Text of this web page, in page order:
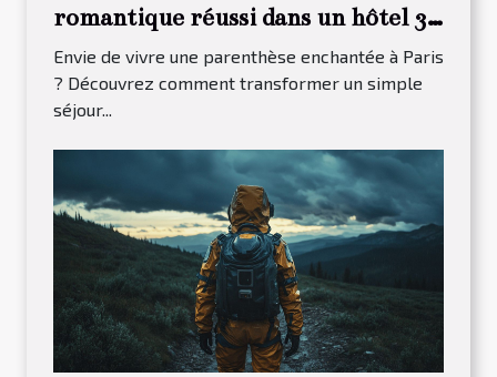
romantique réussi dans un hôtel 3
étoiles à Paris 13
Envie de vivre une parenthèse enchantée à Paris
? Découvrez comment transformer un simple
séjour...